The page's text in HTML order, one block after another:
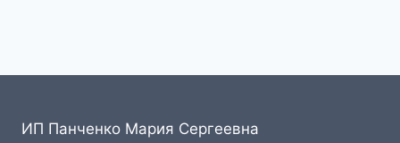
ИП Панченко Мария Сергеевна